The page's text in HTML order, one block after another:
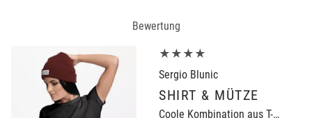
Bewertung
★★★★
Sergio Blunic
SHIRT & MÜTZE
Coole Kombination aus T-Shirt und Mütze